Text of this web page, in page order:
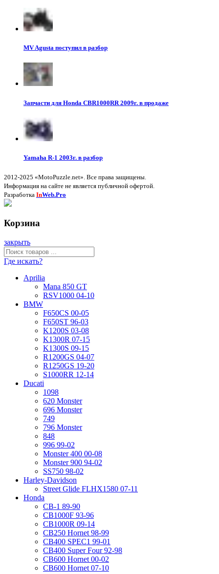
MV Agusta поступил в разбор
Запчасти для Honda CBR1000RR 2009г. в продаже
Yamaha R-1 2003г. в разбор
2012-2025 «MotoPuzzle.net». Все права защищены.
Информация на сайте не является публичной офертой.
Разработка InWeb.Pro
Корзина
закрыть
Где искать?
Aprilia
Mana 850 GT
RSV1000 04-10
BMW
F650CS 00-05
F650ST 96-03
K1200S 03-08
K1300R 07-15
K1300S 09-15
R1200GS 04-07
R1250GS 19-20
S1000RR 12-14
Ducati
1098
620 Monster
696 Monster
749
796 Monster
848
996 99-02
Monster 400 00-08
Monster 900 94-02
SS750 98-02
Harley-Davidson
Street Glide FLHX1580 07-11
Honda
CB-1 89-90
CB1000F 93-96
CB1000R 09-14
CB250 Hornet 98-99
CB400 SPEC1 99-01
CB400 Super Four 92-98
CB600 Hornet 00-02
CB600 Hornet 07-10